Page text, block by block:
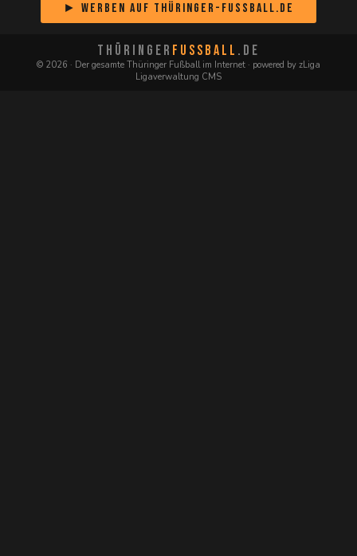
► Werben auf Thüringer-Fussball.de
THÜRINGER FUSSBALL .DE
© 2026 · Der gesamte Thüringer Fußball im Internet · powered by zLiga
Ligaverwaltung CMS